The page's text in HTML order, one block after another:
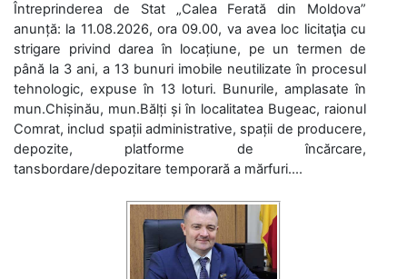
Întreprinderea de Stat „Calea Ferată din Moldova”
anunță: la 11.08.2026, ora 09.00, va avea loc licitaţia cu
strigare privind darea în locațiune, pe un termen de
până la 3 ani, a 13 bunuri imobile neutilizate în procesul
tehnologic, expuse în 13 loturi. Bunurile, amplasate în
mun.Chișinău, mun.Bălți și în localitatea Bugeac, raionul
Comrat, includ spații administrative, spații de producere,
depozite, platforme de încărcare,
tansbordare/depozitare temporară a mărfuri....